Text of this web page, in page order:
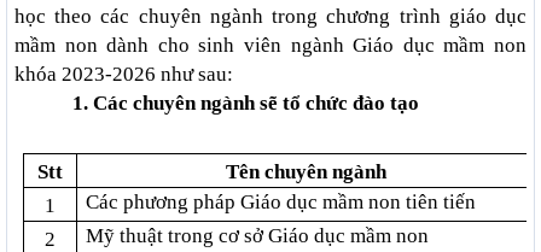
học theo các chuyên ngành trong chương trình giáo dục
mầm non dành cho sinh viên ngành Giáo dục mầm non
khóa 2023-2026 như sau:
1. Các chuyên ngành sẽ tổ chức đào tạo
Stt
Tên chuyên ngành
1
Các phương pháp Giáo dục mầm non tiên tiến
2
Mỹ thuật trong cơ sở Giáo dục mầm non